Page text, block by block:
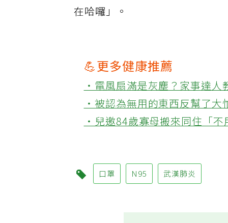
在哈囉」。
💪更多健康推薦
‧電風扇滿是灰塵？家事達人
‧被認為無用的東西反幫了大
‧兒邀84歲寡母搬來同住「
口罩 N95 武漢肺炎